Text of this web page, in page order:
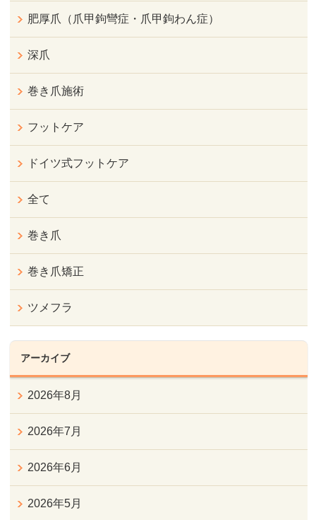
肥厚爪（爪甲鉤彎症・爪甲鉤わん症）
深爪
巻き爪施術
フットケア
ドイツ式フットケア
全て
巻き爪
巻き爪矯正
ツメフラ
アーカイブ
2026年8月
2026年7月
2026年6月
2026年5月